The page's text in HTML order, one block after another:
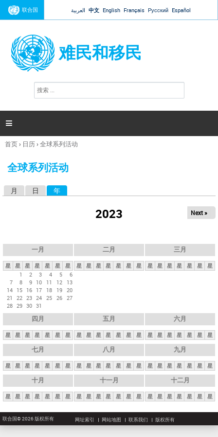
Jump to navigation
联合国 العربية 中文 English Français Русский Español
难民和移民
搜
索

你
这
首页› 日历›全球系列活动
全球系列活动
月 日 年
2023 Next »
一月
星 星 星 星 星 星
星
1
2 3 4 5
6
7
8 9 10 11 12
13
14 15 16 17 18 19 20
21
22 23 24 25 26 27
28 29 30 31
二月
星 星 星 星 星 星 星
三月
星 星 星 星 星 星 星
四月
星 星 星 星 星 星 星
五月
星 星 星 星 星 星 星
六月
星 星 星 星 星 星 星
七月
星 星 星 星 星 星 星
八月
星 星 星 星 星 星 星
九月
星 星 星 星 星 星 星
十月
星 星 星 星 星 星 星
十一月
星 星 星 星 星 星 星
十二月
星 星 星 星 星 星 星
联合国© 2026 版权所有 网址索引 网站地图 联系我们 版权所有